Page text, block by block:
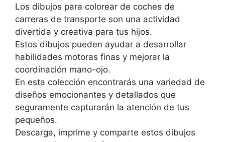
Los dibujos para colorear de coches de
carreras de transporte son una actividad
divertida y creativa para tus hijos.
Estos dibujos pueden ayudar a desarrollar
habilidades motoras finas y mejorar la
coordinación mano-ojo.
En esta colección encontrarás una variedad de
diseños emocionantes y detallados que
seguramente capturarán la atención de tus
pequeños.
Descarga, imprime y comparte estos dibujos